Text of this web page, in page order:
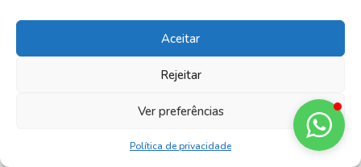
Aceitar
Rejeitar
Ver preferências
Política de privacidade